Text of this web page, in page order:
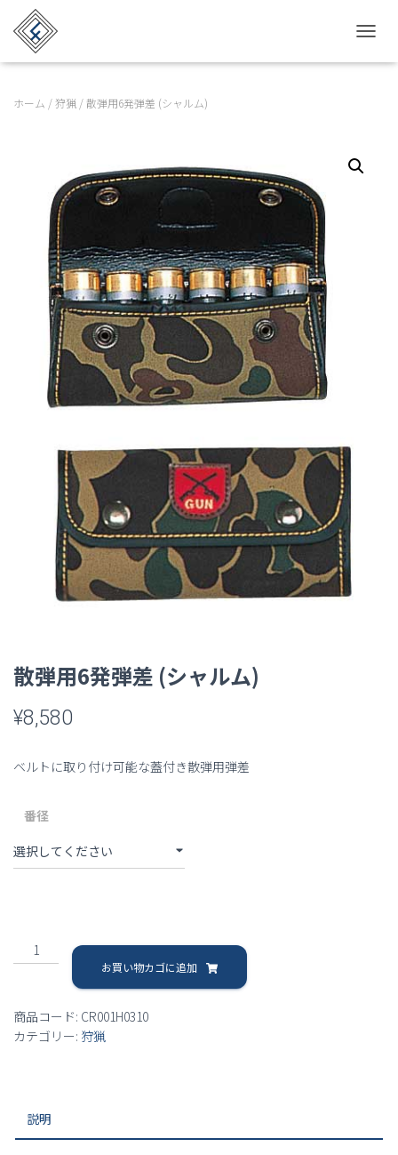
ホーム /狩猟 / 散弾用6発弾差 (シャルム)
散弾用6発弾差 (シャルム)
¥8,580
ベルトに取り付け可能な蓋付き散弾用弾差
番径
弾
発
弾
ム)
お買い物カゴに追加
商品コード: CR001H0310
カテゴリー: 狩猟
説明